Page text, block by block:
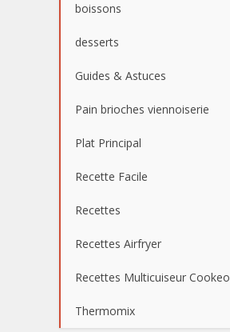
boissons
desserts
Guides & Astuces
Pain brioches viennoiserie
Plat Principal
Recette Facile
Recettes
Recettes Airfryer
Recettes Multicuiseur Cookeo
Thermomix